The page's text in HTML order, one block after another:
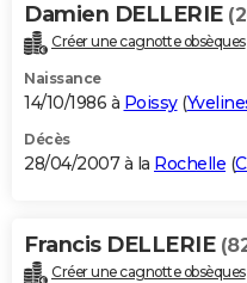
Damien DELLERIE
Créer une cagnotte obsèques
Naissance
14/10/1986 à Poissy(
Décès
28/04/2007 à la Rochelle (
Francis DELLERIE
Créer une cagnotte obsèques